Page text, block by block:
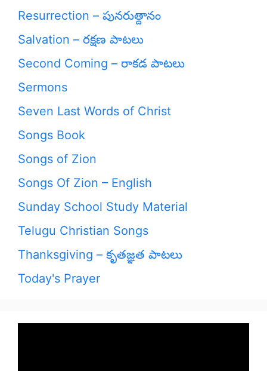
Resurrection – పునరుత్దానం
Salvation – రక్షణ పాటలు
Second Coming – రాకడ పాటలు
Sermons
Seven Last Words of Christ
Songs Book
Songs of Zion
Songs Of Zion – English
Sunday School Study Material
Telugu Christian Songs
Thanksgiving – కృతజ్ఞత పాటలు
Today's Prayer